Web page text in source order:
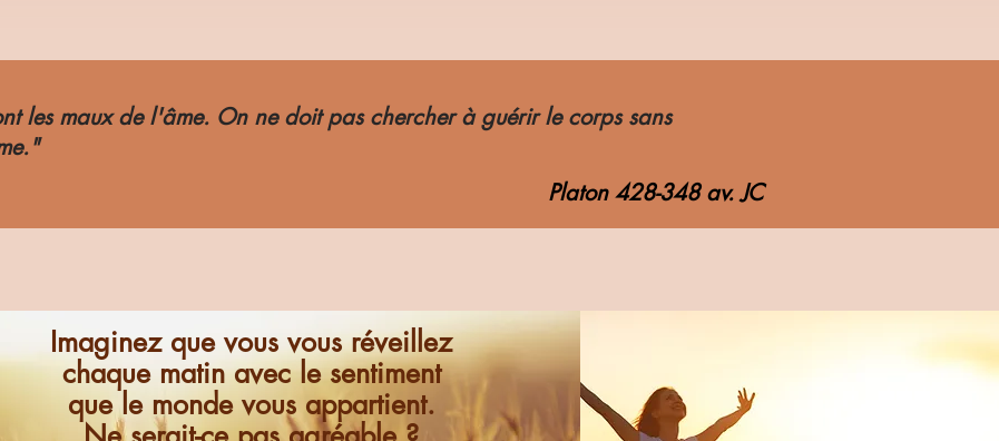
les maux de l'âme. On ne doit pas chercher à guérir le corps sans
Platon 428-348 av. JC
Imaginez que vous vous réveillez
chaque matin avec le sentiment
que le monde vous appartient.